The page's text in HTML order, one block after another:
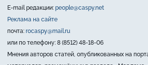
E-mail редакции: people@caspy.net
Реклама на сайте
почта: rocaspy@mail.ru
или по телефону: 8 (8512) 48-18-06
Мнения авторов статей, опубликованных на